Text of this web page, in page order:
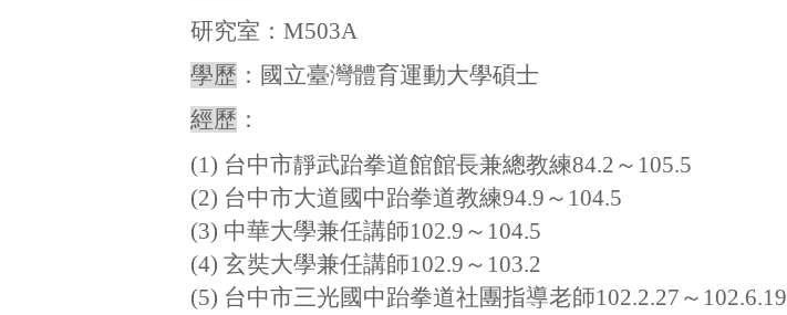
研究室：M503A
學歷 ：國立臺灣體育運動大學碩士
經歷 ：
(1) 台中市靜武跆拳道館館長兼總教練84.2～105.5
(2) 台中市大道國中跆拳道教練94.9～104.5
(3) 中華大學兼任講師102.9～104.5
(4) 玄奘大學兼任講師102.9～103.2
(5) 台中市三光國中跆拳道社團指導老師102.2.27～102.6.19